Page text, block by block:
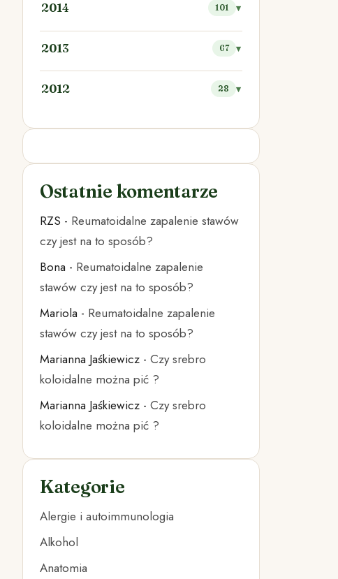
2014 101
2013 67
2012 28
Ostatnie komentarze
RZS - Reumatoidalne zapalenie stawów
czy jest na to sposób?
Bona - Reumatoidalne zapalenie
stawów czy jest na to sposób?
Mariola - Reumatoidalne zapalenie
stawów czy jest na to sposób?
Marianna Jaśkiewicz - Czy srebro
koloidalne można pić ?
Marianna Jaśkiewicz - Czy srebro
koloidalne można pić ?
Kategorie
Alergie i autoimmunologia
Alkohol
Anatomia